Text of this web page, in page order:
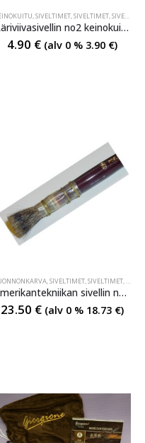
,SIVELTIMET,SIVELTIMET,SIVELTIMET
Ääriviivasivellin no2 keinokuitua
4.90 € (alv 0 % 3.90 €)
,SIVELTIMET,SIVELTIMET,
Amerikantekniikan sivellin no20 luonnonsulassa
23.50 € (alv 0 % 18.73 €)